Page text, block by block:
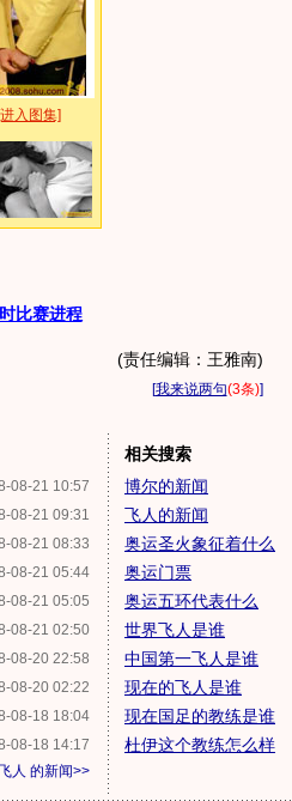
[进入图集]
比赛进程
(责任编辑：王雅南)
[我来说两句(3条)]
08-21 10:57
08-21 09:31
08-21 08:33
08-21 05:44
08-21 05:05
08-21 02:50
08-20 22:58
08-20 02:22
08-18 18:04
08-18 14:17
人 的新闻>>
相关搜索
博尔的新闻
飞人的新闻
奥运圣火象征着什么
奥运门票
奥运五环代表什么
世界飞人是谁
中国第一飞人是谁
现在的飞人是谁
现在国足的教练是谁
杜伊这个教练怎么样